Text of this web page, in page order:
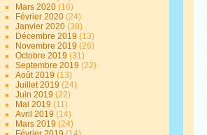
Mars 2020(16)
Février 2020(24)
Janvier 2020(38)
Décembre 2019(13)
Novembre 2019(26)
Octobre 2019(31)
Septembre 2019(22)
Août 2019(13)
Juillet 2019(24)
Juin 2019(22)
Mai 2019(11)
Avril 2019(14)
Mars 2019(24)